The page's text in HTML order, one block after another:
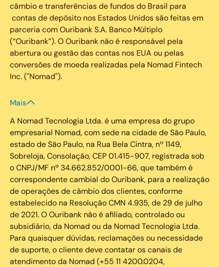
câmbio e transferências de fundos do Brasil para
contas de depósito nos Estados Unidos são feitas em
parceria com Ouribank S.A. Banco Múltiplo
(“Ouribank”). O Ouribank não é responsável pela
abertura ou gestão das contas nos EUA ou pelas
conversões de moeda realizadas pela Nomad Fintech
Inc. ("Nomad").
Mais
A Nomad Tecnologia Ltda. é uma empresa do grupo
empresarial Nomad, com sede na cidade de São Paulo,
estado de São Paulo, na Rua Bela Cintra, nº 1149,
Sobreloja, Consolação, CEP 01.415-907, registrada sob
o CNPJ/MF nº 34.662.852/0001-66, que também é
correspondente cambial do Ouribank, para a realização
de operações de câmbio dos clientes, conforme
estabelecido na Resolução CMN 4.935, de 29 de julho
de 2021. O Ouribank não é afiliado, controlado ou
subsidiário, da Nomad ou da Nomad Tecnologia Ltda.
Para quaisquer dúvidas, reclamações ou necessidade
de suporte, o cliente deve contatar os canais de
atendimento da Nomad (+55 11 4200.0204,